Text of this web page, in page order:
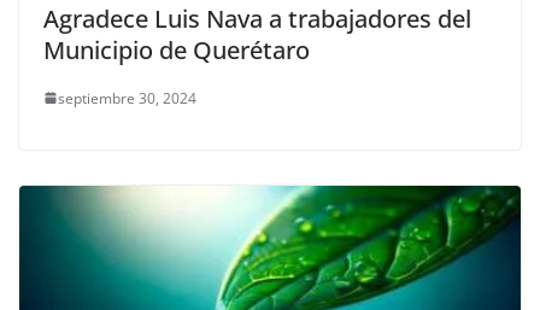
Agradece Luis Nava a trabajadores del
Municipio de Querétaro
septiembre 30, 2024